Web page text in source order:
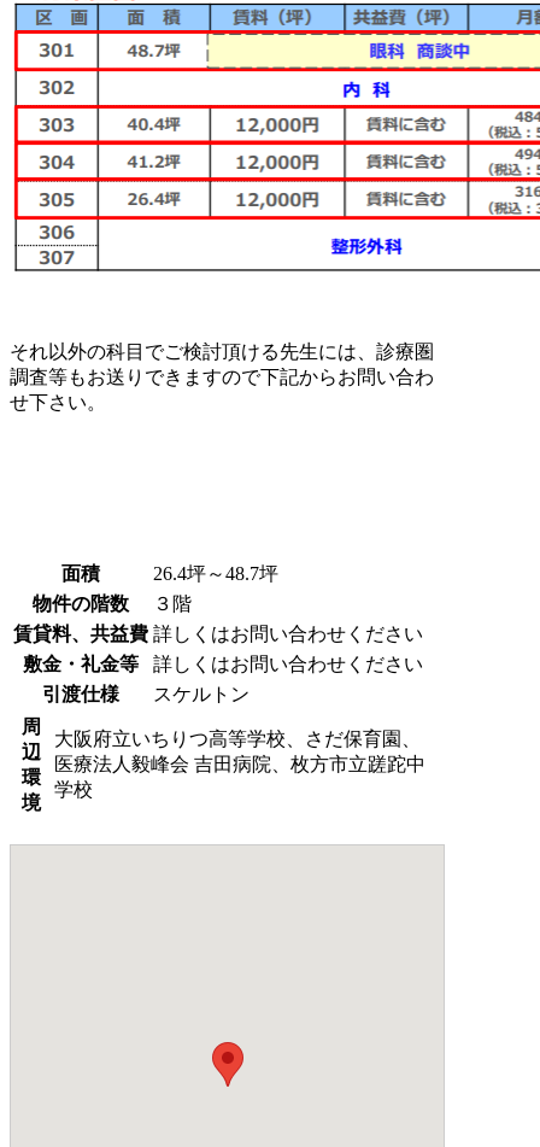
それ以外の科目でご検討頂ける先生には、診療圏
調査等もお送りできますので下記からお問い合わ
せ下さい。
面積
26.4坪～48.7坪
物件の階数
３階
賃貸料、共益費 詳しくはお問い合わせください
敷金・礼金等
詳しくはお問い合わせください
引渡仕様
スケルトン
周
辺
環
境
大阪府立いちりつ高等学校、さだ保育園、
医療法人毅峰会 吉田病院、枚方市立蹉跎中
学校